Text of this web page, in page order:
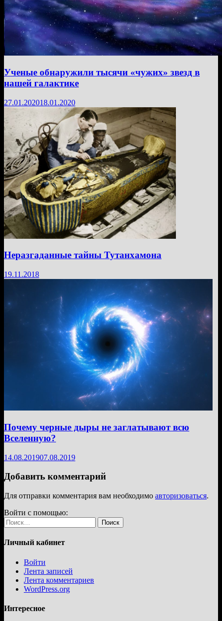
Ученые обнаружили тысячи «чужих» звезд в
нашей галактике
27.01.202018.01.2020
Неразгаданные тайны Тутанхамона
19.11.2018
Почему черные дыры не заглатывают всю
Вселенную?
14.08.201907.08.2019
Добавить комментарий
Для отправки комментария вам необходимо авторизоваться.
Войти с помощью:
Найти:
Личный кабинет
Войти
Лента записей
Лента комментариев
WordPress.org
Интересное